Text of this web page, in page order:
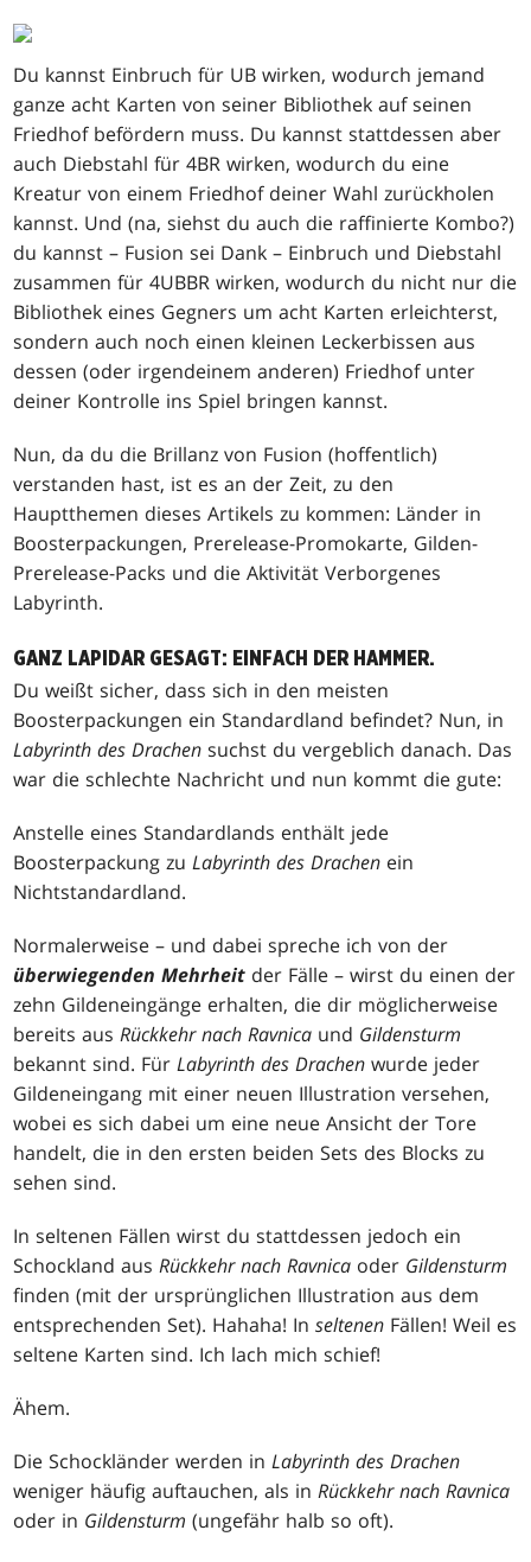
Du kannst Einbruch für UB wirken, wodurch jemand
ganze acht Karten von seiner Bibliothek auf seinen
Friedhof befördern muss. Du kannst stattdessen aber
auch Diebstahl für4BR wirken, wodurch du eine
Kreatur von einem Friedhof deiner Wahl zurückholen
kannst. Und (na, siehst du auch die raffinierte Kombo?)
du kannst – Fusion sei Dank – Einbruch und Diebstahl
zusammen für4UBBR wirken, wodurch du nicht nur die
Bibliothek eines Gegners um acht Karten erleichterst,
sondern auch noch einen kleinen Leckerbissen aus
dessen (oder irgendeinem anderen) Friedhof unter
deiner Kontrolle ins Spiel bringen kannst.
Nun, da du die Brillanz von Fusion (hoffentlich)
verstanden hast, ist es an der Zeit, zu den
Hauptthemen dieses Artikels zu kommen: Länder in
Boosterpackungen, Prerelease-Promokarte, Gilden-
Prerelease-Packs und die Aktivität Verborgenes
Labyrinth.
GANZ LAPIDAR GESAGT: EINFACH DER HAMMER.
Du weißt sicher, dass sich in den meisten
Boosterpackungen ein Standardland befindet? Nun, in
Labyrinth des Drachen suchst du vergeblich danach. Das
war die schlechte Nachricht und nun kommt die gute:
Anstelle eines Standardlands enthält jede
Boosterpackung zuLabyrinth des Drachen ein
Nichtstandardland.
Normalerweise – und dabei spreche ich von der
überwiegenden Mehrheit der Fälle – wirst du einen der
zehn Gildeneingänge erhalten, die dir möglicherweise
bereits ausRückkehr nach Ravnica und Gildensturm
bekannt sind. FürLabyrinth des Drachen wurde jeder
Gildeneingang mit einer neuen Illustration versehen,
wobei es sich dabei um eine neue Ansicht der Tore
handelt, die in den ersten beiden Sets des Blocks zu
sehen sind.
In seltenen Fällen wirst du stattdessen jedoch ein
Schockland ausRückkehr nach Ravnica oder Gildensturm
finden (mit der ursprünglichen Illustration aus dem
entsprechenden Set). Hahaha! Inseltenen Fällen! Weil es
seltene Karten sind. Ich lach mich schief!
Ähem.
Die Schockländer werden inLabyrinth des Drachen
weniger häufig auftauchen, als inRückkehr nach Ravnica
oder in Gildensturm (ungefähr halb so oft).